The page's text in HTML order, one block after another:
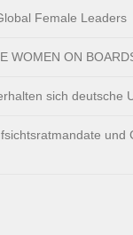
Female Leaders
WOMEN ON
sich deutsche
und